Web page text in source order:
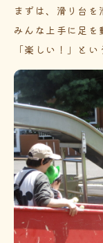
まずは、滑り台を
みんな上手に足を
「楽しい！」と